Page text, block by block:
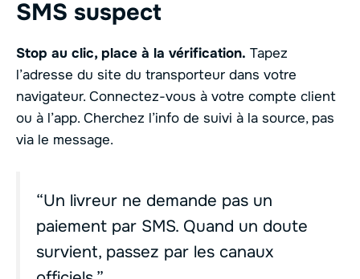
SMS suspect
Stop au clic, place à la vérification. Tapez
l’adresse du site du transporteur dans votre
navigateur. Connectez-vous à votre compte client
ou à l’app. Cherchez l’info de suivi à la source, pas
via le message.
“Un livreur ne demande pas un
paiement par SMS. Quand un doute
survient, passez par les canaux